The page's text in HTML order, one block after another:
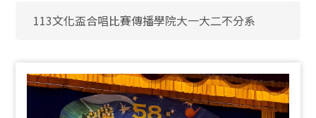
113文化盃合唱比賽傳播學院大一大二不分系